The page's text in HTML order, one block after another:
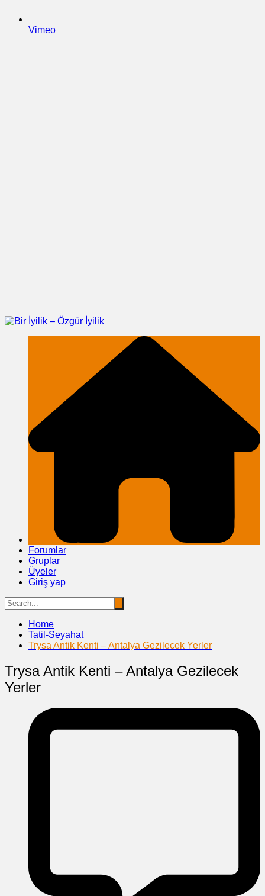
Vimeo
Forumlar
Gruplar
Üyeler
Giriş yap
Home
Tatil-Seyahat
Trysa Antik Kenti – Antalya Gezilecek Yerler
Trysa Antik Kenti – Antalya Gezilecek
Yerler